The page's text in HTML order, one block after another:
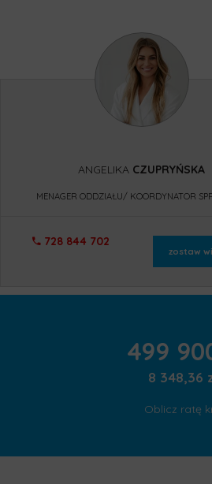
ANGELIKA CZUPRYŃSKA
MENAGER ODDZIAŁU/ KOORDYNATOR
728 844 702
zostaw
499
8 348,36
Oblicz ratę